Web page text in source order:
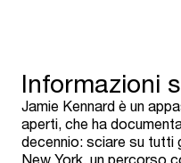
Informazioni
Jamie Kennard è un
aperti, che ha
decennio: sciare su tutti
New York, un percorso